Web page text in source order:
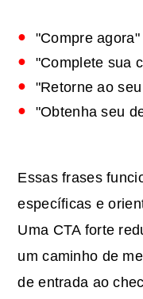
"Compre agora"
"Complete sua
"Retorne ao
"Obtenha seu
Essas frases
específicas e
Uma CTA forte
um caminho de
de entrada ao